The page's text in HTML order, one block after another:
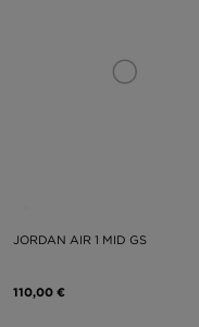
JORDAN AIR 1 MID GS
110,00 €